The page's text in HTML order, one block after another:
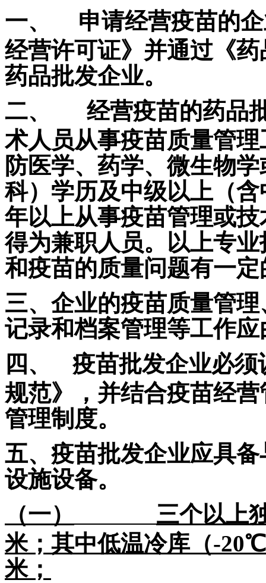
一、
申请经营疫苗的
经营许可证》并通过《
药品批发企业。
二、
经营疫苗的药品
术人员从事疫苗质量管
防医学、药学、微生物
科）学历及中级以上（
年以上从事疫苗管理或
得为兼职人员。以上专
和疫苗的质量问题有一
三、企业的疫苗质量管理
记录和档案管理等工作
四、
疫苗批发企业必
规范》，并结合疫苗经
管理制度。
五、疫苗批发企业应具
设施设备。
（一）
三个以上
米；其中低温冷库（-
米；